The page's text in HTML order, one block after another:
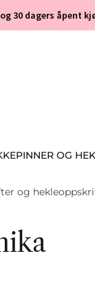
30 dagers åpent
OG
og